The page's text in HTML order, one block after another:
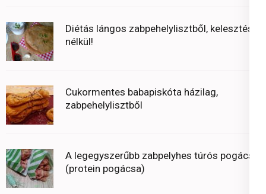
Diétás lángos zabpehelylisztből, kelesztés
nélkül!
Cukormentes babapiskóta házilag,
zabpehelylisztből
A legegyszerűbb zabpelyhes túrós pogácsa
(protein pogácsa)